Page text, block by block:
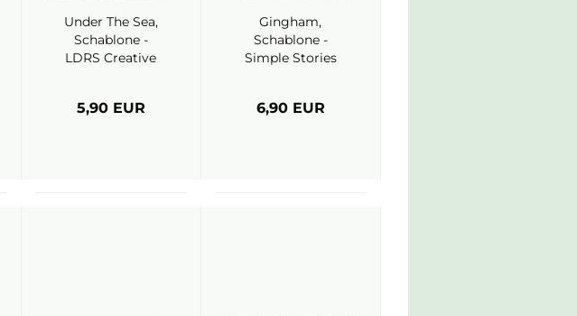
Under The Sea,
Schablone -
LDRS Creative
5,90 EUR
Gingham,
Schablone -
Simple Stories
6,90 EUR